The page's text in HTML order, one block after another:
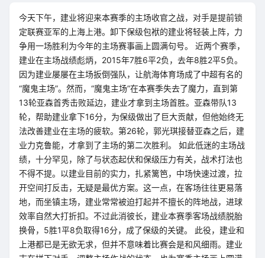
今天下午，建业将迎来本赛季的主场收官之战，对手是提前锁
定联赛亚军的上海上港。卸下保级包袱的建业将轻装上阵，力
争用一场胜利为今年的主场赛事画上圆满句号。 近两个赛季，
建业在主场战绩彪炳，2015年7胜6平2负，去年8胜2平5负。
因为建业屡屡在主场扳倒强队，让航海体育场成了中超有名的
“魔鬼主场”。然而，“魔鬼主场”在本赛季失去了魔力，直到第
13轮亚森首秀击败延边，建业才拿到主场首胜。亚森带队13
轮，帮助建业拿下16分，为保级做出了巨大贡献，但他始终无
法改善建业在主场的疲软。第26轮，郭光琪接替亚森之后，建
业力克鲁能，才拿到了主场的第二次胜利。 如此低迷的主场战
绩，十分罕见，除了与状态起伏和保级压力有关，战术打法也
不得不提。以建业目前的实力，扎紧篱笆，中场快速过渡，拉
开空间打反击，无疑是最优方案。这一点，在客场往往更易落
地，而坐镇主场，建业常常被迫打起并不擅长的阵地战，进球
效率自然大打折扣。不过此消彼长，建业本赛季客场战绩脱胎
换骨，5胜1平8负取得16分，成了保级的关键。 此役，建业和
上港都已是无欲无求，但并不意味着比赛会是和风细雨。建业